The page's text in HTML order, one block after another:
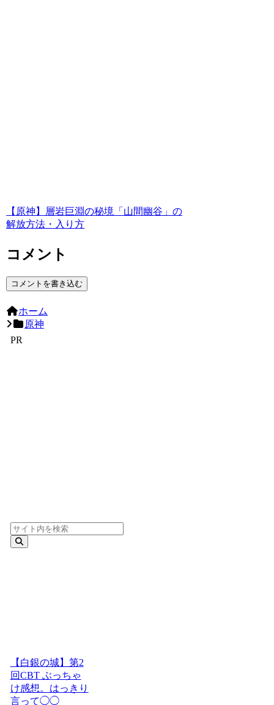
【原神】層岩巨淵の秘境「山間幽谷」の
解放方法・入り方
コメント
コメントを書き込む
ホーム
原神
PR
【白銀の城】第2
回CBT ぶっちゃ
け感想。はっきり
言って◯◯